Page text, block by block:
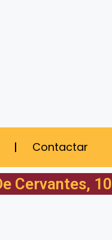
Contactar
Cervantes, 10